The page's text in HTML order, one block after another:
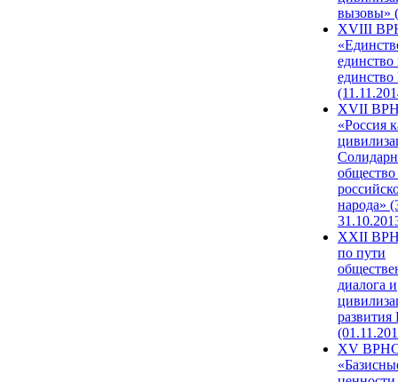
вызовы»
XVIII
единство
единство
XVII
«Россия
народа»
XXII
по пути
диалога и
развития
XV